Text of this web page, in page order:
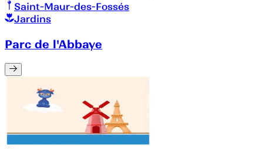
Saint-Maur-des-Fossés
Jardins
Parc de l'Abbaye